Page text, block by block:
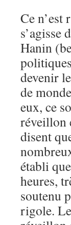
Ce n’est
s’agisse
Hanin
devenir
de
eux, ce
réveillon
disent
établi
heures,
soutenu
rigole.